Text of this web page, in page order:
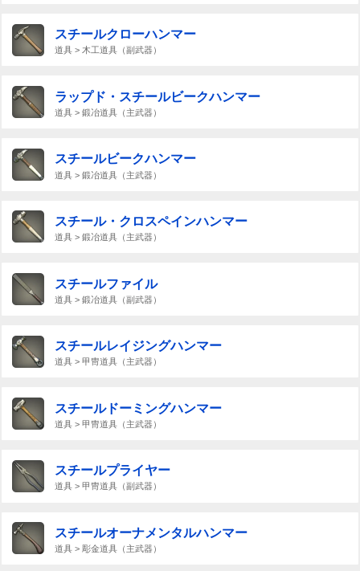
スチールクローハンマー
道具 > 木工道具（副武器）
ラップド・スチールビークハンマー
道具 > 鍛冶道具（主武器）
スチールビークハンマー
道具 > 鍛冶道具（主武器）
スチール・クロスペインハンマー
道具 > 鍛冶道具（主武器）
スチールファイル
道具 > 鍛冶道具（副武器）
スチールレイジングハンマー
道具 > 甲冑道具（主武器）
スチールドーミングハンマー
道具 > 甲冑道具（主武器）
スチールプライヤー
道具 > 甲冑道具（副武器）
スチールオーナメンタルハンマー
道具 > 彫金道具（主武器）